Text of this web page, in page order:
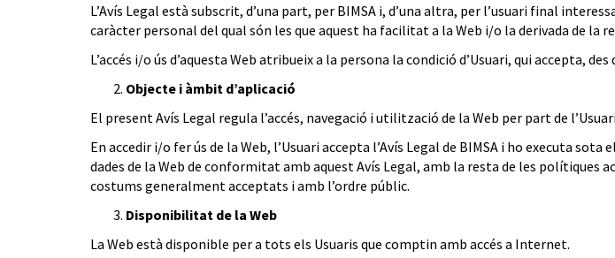
L’Avís Legal està subscrit, d’una part, per BIMSA i, d’una altra, per l’usuari final
caràcter personal del qual són les que aquest ha facilitat a la Web i/o la derivada de la
L’accés i/o ús d’aquesta Web atribueix a la persona la condició d’Usuari, qui accepta,
Objecte i àmbit d’aplicació
El present Avís Legal regula l’accés, navegació i utilització de la Web per part de
En accedir i/o fer ús de la Web, l’Usuari accepta l’Avís Legal de BIMSA i ho executa
dades de la Web de conformitat amb aquest Avís Legal, amb la resta de les polítiques
costums generalment acceptats i amb l’ordre públic.
Disponibilitat de la Web
La Web està disponible per a tots els Usuaris que comptin amb accés a Internet.